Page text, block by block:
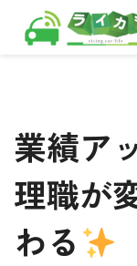
業績ア
理職が
わる